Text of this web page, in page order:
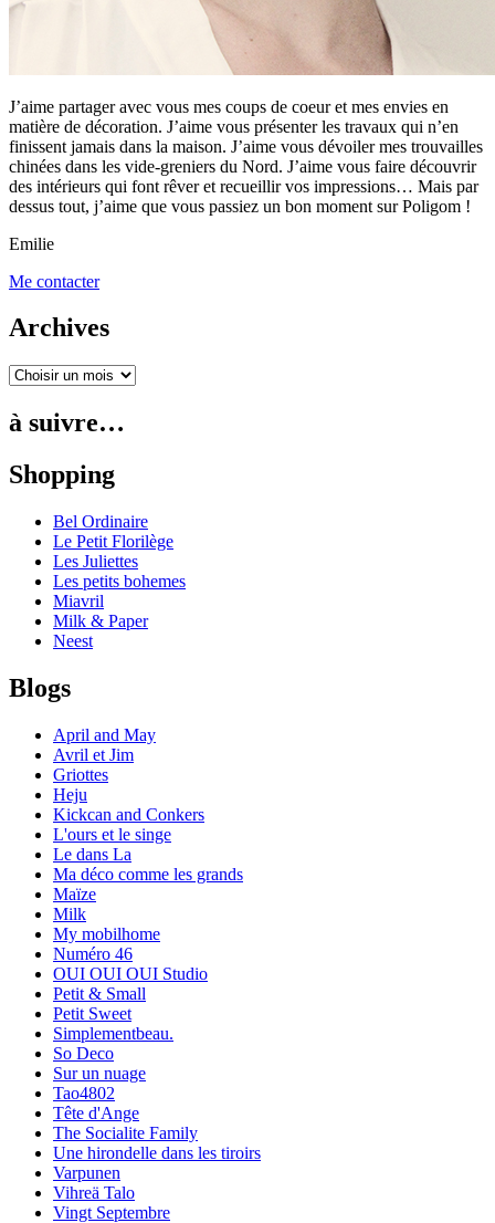
J’aime partager avec vous mes coups de coeur et mes envies en
matière de décoration. J’aime vous présenter les travaux qui n’en
finissent jamais dans la maison. J’aime vous dévoiler mes trouvailles
chinées dans les vide-greniers du Nord. J’aime vous faire découvrir
des intérieurs qui font rêver et recueillir vos impressions… Mais par
dessus tout, j’aime que vous passiez un bon moment sur Poligom !
Emilie
Me contacter
Archives
à suivre…
Shopping
Bel Ordinaire
Le Petit Florilège
Les Juliettes
Les petits bohemes
Miavril
Milk & Paper
Neest
Blogs
April and May
Avril et Jim
Griottes
Heju
Kickcan and Conkers
L'ours et le singe
Le dans La
Ma déco comme les grands
Maïze
Milk
My mobilhome
Numéro 46
OUI OUI OUI Studio
Petit & Small
Petit Sweet
Simplementbeau.
So Deco
Sur un nuage
Tao4802
Tête d'Ange
The Socialite Family
Une hirondelle dans les tiroirs
Varpunen
Vihreä Talo
Vingt Septembre